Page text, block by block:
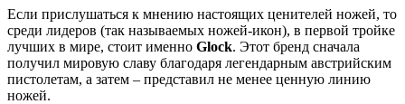
Если прислушаться к мнению настоящих ценителей ножей, то
среди лидеров (так называемых ножей-икон), в первой тройке
лучших в мире, стоит именно Glock. Этот бренд сначала
получил мировую славу благодаря легендарным австрийским
пистолетам, а затем – представил не менее ценную линию
ножей.